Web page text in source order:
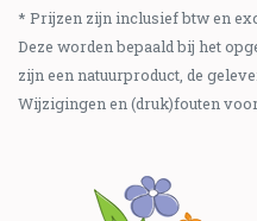
* Prijzen zijn inclusief btw en
Deze worden bepaald bij het
zijn een natuurproduct, de
Wijzigingen en (druk)fouten